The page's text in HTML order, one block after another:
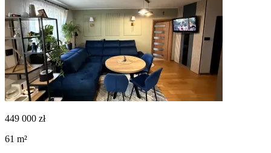
449 000 zł
61 m²